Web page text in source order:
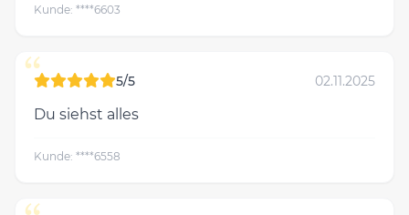
Kunde: ****6603
“ 5/5 02.11.2025
Du siehst alles
Kunde: ****6558